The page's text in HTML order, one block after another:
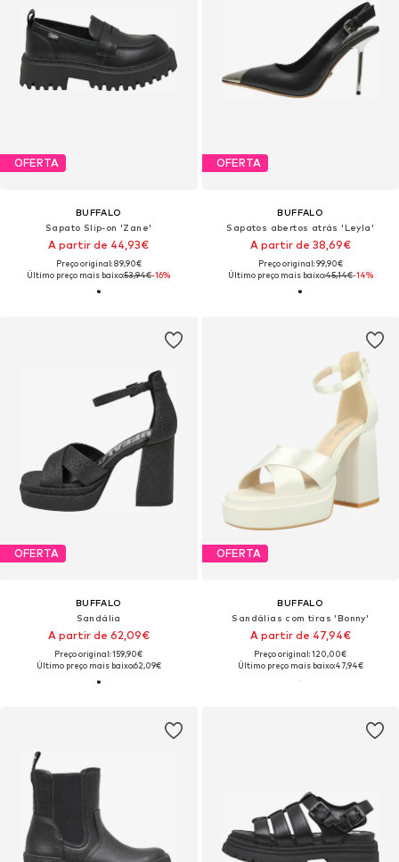
OFERTA
BUFFALO
Sapato Slip-on 'Zane'
A partir de 44,93€
Preço original: 89,90€
Último preço mais baixo:53,94€-16%
OFERTA
BUFFALO
Sapatos abertos atrás 'Leyla'
A partir de 38,69€
Preço original: 99,90€
Último preço mais baixo:45,14€-14%
OFERTA
BUFFALO
Sandália
A partir de 62,09€
Preço original: 159,90€
Último preço mais baixo:62,09€
OFERTA
BUFFALO
Sandálias com tiras 'Bonny'
A partir de 47,94€
Preço original: 120,00€
Último preço mais baixo:47,94€